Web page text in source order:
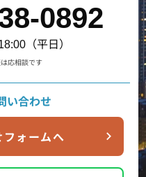
0892
（平日）
応相談です
い合わせ
ォームへ